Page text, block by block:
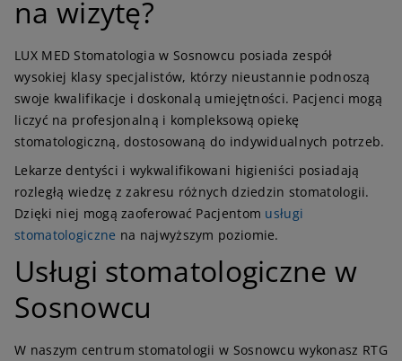
na wizytę?
LUX MED Stomatologia w Sosnowcu posiada zespół
wysokiej klasy specjalistów, którzy nieustannie podnoszą
swoje kwalifikacje i doskonalą umiejętności. Pacjenci mogą
liczyć na profesjonalną i kompleksową opiekę
stomatologiczną, dostosowaną do indywidualnych potrzeb.
Lekarze dentyści i wykwalifikowani higieniści posiadają
rozległą wiedzę z zakresu różnych dziedzin stomatologii.
Dzięki niej mogą zaoferować Pacjentom usługi
stomatologiczne na najwyższym poziomie.
Usługi stomatologiczne w
Sosnowcu
W naszym centrum stomatologii w Sosnowcu wykonasz RTG